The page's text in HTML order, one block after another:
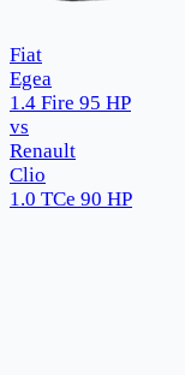
Fiat
Egea
1.4 Fire 95 HP
vs
Renault
Clio
1.0 TCe 90 HP